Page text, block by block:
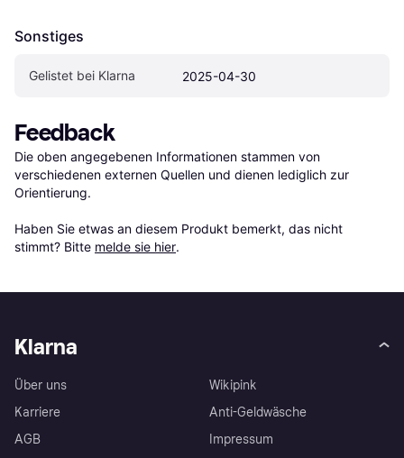
Sonstiges
Gelistet bei Klarna 2025-04-30
Feedback
Die oben angegebenen Informationen stammen von
verschiedenen externen Quellen und dienen lediglich zur
Orientierung.
Haben Sie etwas an diesem Produkt bemerkt, das nicht
stimmt? Bitte melde sie hier.
Klarna
Über uns
Karriere
AGB
Wikipink
Anti-Geldwäsche
Impressum